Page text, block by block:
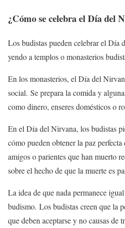
¿Cómo se celebra el Día del
Los budistas pueden celebrar el Día
yendo a templos o monasterios
En los monasterios, el Día del
social. Se prepara la comida y
como dinero, enseres domésticos o
En el Día del Nirvana, los budistas
cómo pueden obtener la paz
amigos o parientes que han muerto
sobre el hecho de que la muerte es
La idea de que nada permanece
budismo. Los budistas creen que la
que deben aceptarse y no causas de